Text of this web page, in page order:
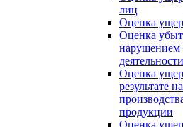
лиц
Оценка
Оценка
нарушением
Оценка
результате
продукции